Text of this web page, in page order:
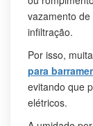
vazamento
infiltração.
Por isso,
para
evitando que
elétricos.